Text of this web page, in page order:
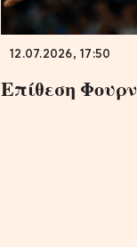
12.07.2026, 17:50
Επίθεση